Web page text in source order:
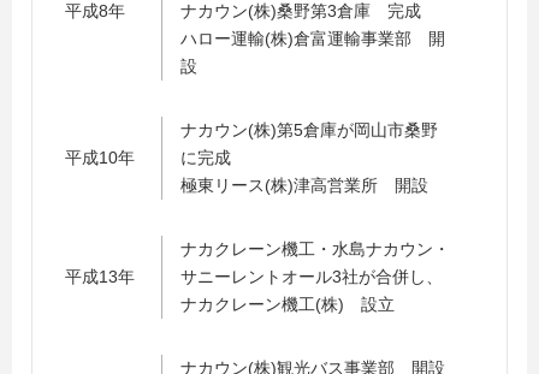
平成8年
ナカウン(株)桑野第3倉庫 完成
ハロー運輸(株)倉富運輸事業部 開
設
平成10年
ナカウン(株)第5倉庫が岡山市桑野
に完成
極東リース(株)津高営業所 開設
平成13年
ナカクレーン機工・水島ナカウン・
サニーレントオール3社が合併し、
ナカクレーン機工(株) 設立
ナカウン(株)観光バス事業部 開設